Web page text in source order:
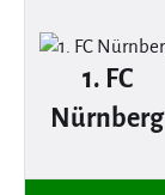
1. FC
Nürnberg